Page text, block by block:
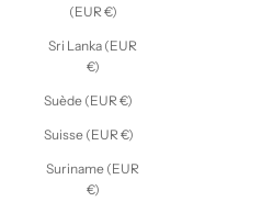
(EUR €)
Sri Lanka (EUR
€)
Suède (EUR €)
Suisse (EUR €)
Suriname (EUR
€)